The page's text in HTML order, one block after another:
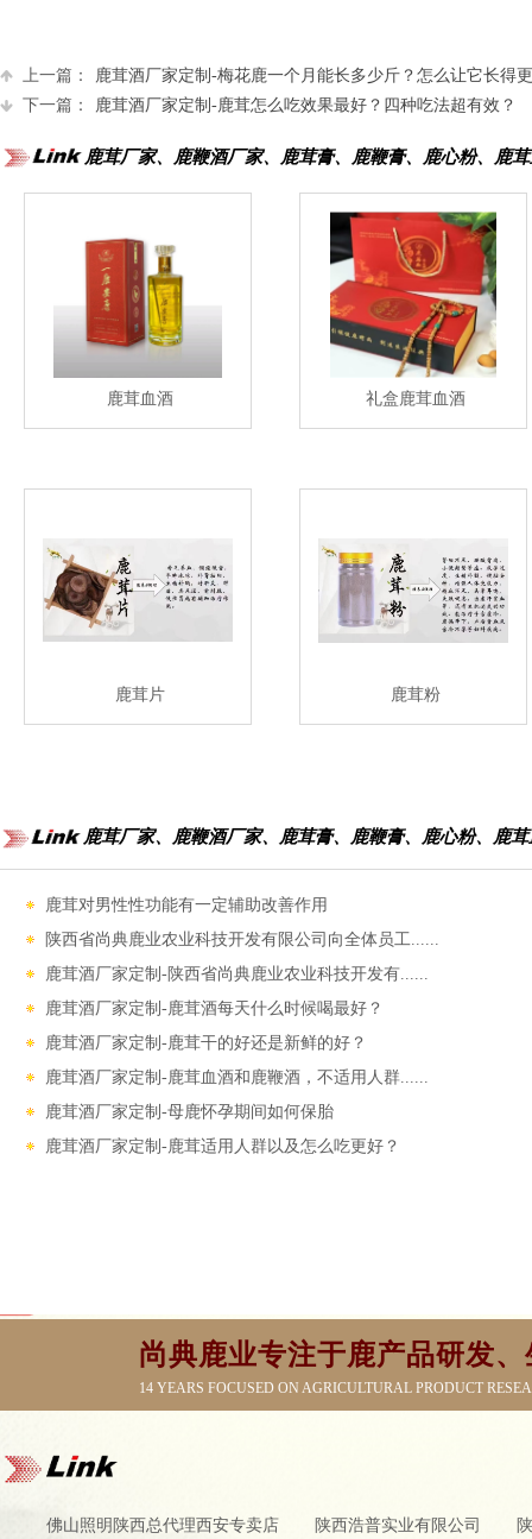
上一篇：
鹿茸酒厂家定制-梅花鹿一个月能长多少斤？怎么让它长得
下一篇：
鹿茸酒厂家定制-鹿茸怎么吃效果最好？四种吃法超有效？
鹿茸厂家、鹿鞭酒厂家、鹿茸膏、鹿鞭膏、鹿心粉、鹿
鹿茸血酒 礼盒鹿茸血酒
鹿茸片 鹿茸粉
鹿茸厂家、鹿鞭酒厂家、鹿茸膏、鹿鞭膏、鹿心粉、鹿
鹿茸对男性性功能‌有一定辅助改善作用
陕西省尚典鹿业农业科技开发有限公司向全体员工......
鹿茸酒厂家定制-陕西省尚典鹿业农业科技开发有......
鹿茸酒厂家定制-鹿茸酒每天什么时候喝最好？
鹿茸酒厂家定制-鹿茸干的好还是新鲜的好？
鹿茸酒厂家定制-鹿茸血酒和鹿鞭酒，不适用人群......
鹿茸酒厂家定制-母鹿怀孕期间如何保胎
鹿茸酒厂家定制-鹿茸适用人群以及怎么吃更好？
佛山照明陕西总代理西安专卖店 陕西浩普实业有限公司
尚典鹿业专注于鹿产品研发
14 YEARS FOCUSED ON AGRICULTURAL PRODUCT